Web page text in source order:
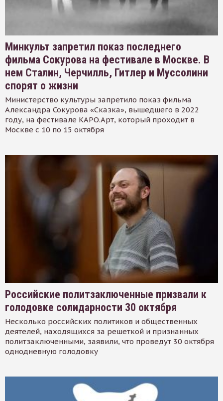
Минкульт запретил показ последнего
фильма Сокурова на фестивале в Москве. В
нем Сталин, Черчилль, Гитлер и Муссолини
спорят о жизни
Министерство культуры запретило показ фильма
Александра Сокурова «Сказка», вышедшего в 2022
году, на фестивале КАРО.Арт, который проходит в
Москве с 10 по 15 октября
Российские политзаключенные призвали к
голодовке солидарности 30 октября
Несколько российских политиков и общественных
деятелей, находящихся за решеткой и признанных
политзаключенными, заявили, что проведут 30 октября
однодневную голодовку